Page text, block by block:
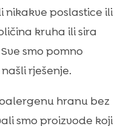
nikakve poslastice ili
kruha ili sira
smo pomno
rješenje.
hranu bez
smo proizvode koji